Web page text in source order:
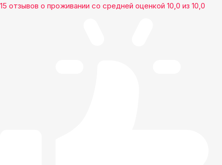
15 отзывов о проживании со средней оценкой 10,0 из 10,0